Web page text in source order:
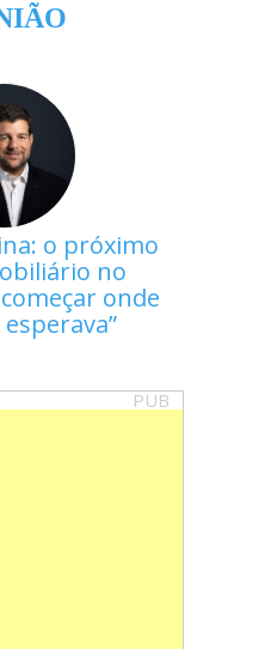
o próximo
no
onde
PUB